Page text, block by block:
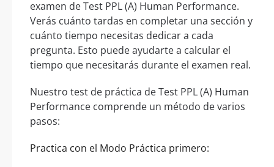
examen de Test PPL (A) Human Performance.
Verás cuánto tardas en completar una sección y
cuánto tiempo necesitas dedicar a cada
pregunta. Esto puede ayudarte a calcular el
tiempo que necesitarás durante el examen real.
Nuestro test de práctica de Test PPL (A) Human
Performance comprende un método de varios
pasos:
Practica con el Modo Práctica primero: